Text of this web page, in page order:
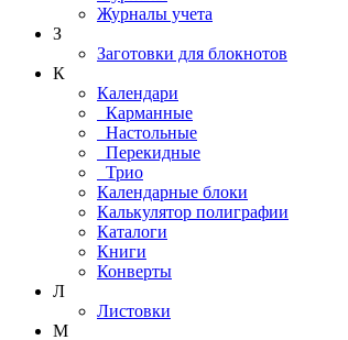
Журналы учета
З
Заготовки для блокнотов
К
Календари
Карманные
Настольные
Перекидные
Трио
Календарные блоки
Калькулятор полиграфии
Каталоги
Книги
Конверты
Л
Листовки
М